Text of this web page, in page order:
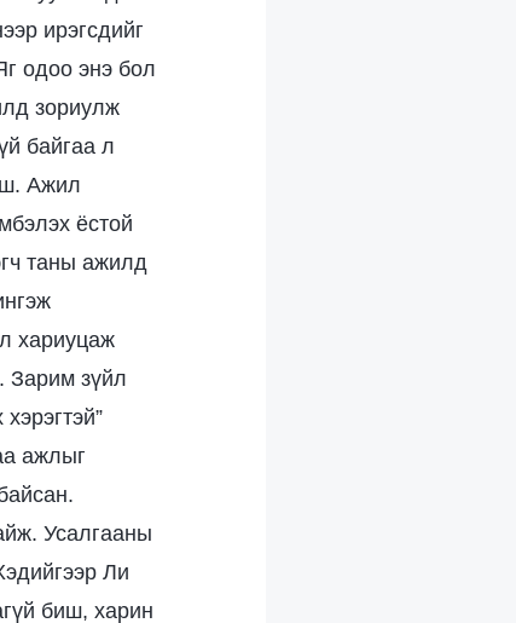
ирэгсдийг
одоо энэ бол
зориулж
байгаа л
Ажил
ёстой
таны ажилд
хариуцаж
Зарим зүйл
ажлыг
Усалгааны
Ли
биш, харин